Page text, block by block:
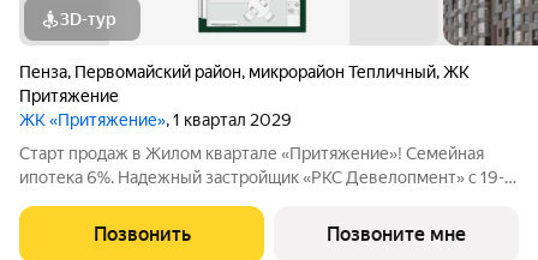
3D-тур
Пенза, Первомайский район, микрорайон Тепличный,ЖК
Притяжение
ЖК «Притяжение», 1 квартал 2029
Старт продаж в Жилом квартале «Притяжение»! Семейная
ипотека 6%. Надежный застройщик «РКС Девелопмент» с 19-
евроформата создана для счастливой жизни: две отдельные
спальни (10.64 м и 11.84 м)
Позвонить Позвоните мне